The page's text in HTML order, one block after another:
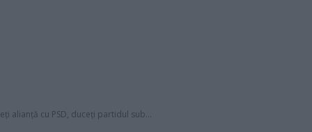
alianță cu PSD, duceți partidul sub...